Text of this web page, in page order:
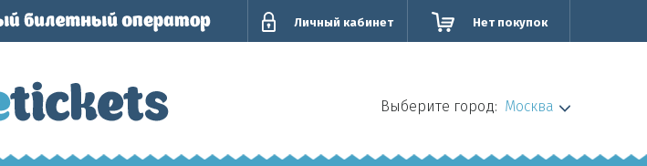
Личный кабинет Нет покупок
Выберите город: Москва